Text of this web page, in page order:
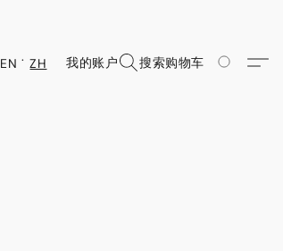
EN ZH 我的账户 搜索购物车